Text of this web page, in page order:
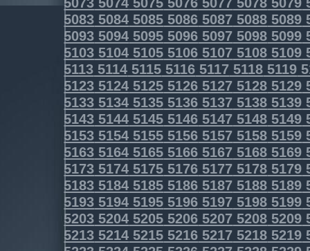
5083 5084 5085 5086 5087 5088 5089
5093 5094 5095 5096 5097 5098 5099
5103 5104 5105 5106 5107 5108 5109
5113 5114 5115 5116 5117 5118 5119
5123 5124 5125 5126 5127 5128 5129
5133 5134 5135 5136 5137 5138 5139
5143 5144 5145 5146 5147 5148 5149
5153 5154 5155 5156 5157 5158 5159
5163 5164 5165 5166 5167 5168 5169
5173 5174 5175 5176 5177 5178 5179
5183 5184 5185 5186 5187 5188 5189
5193 5194 5195 5196 5197 5198 5199
5203 5204 5205 5206 5207 5208 5209
5213 5214 5215 5216 5217 5218 5219